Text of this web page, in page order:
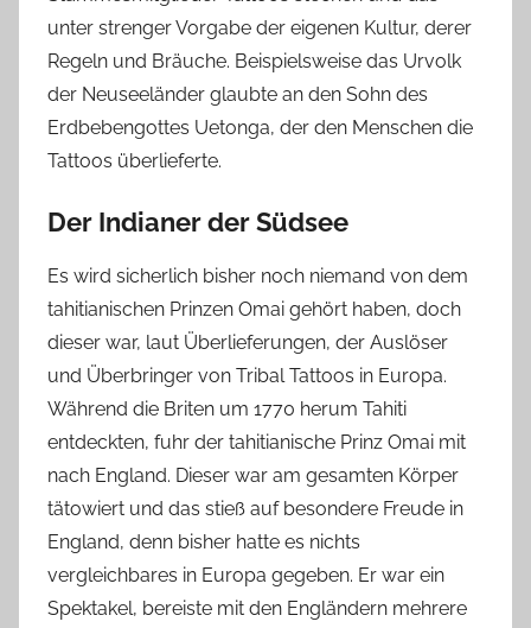
unter strenger Vorgabe der eigenen Kultur, derer
Regeln und Bräuche. Beispielsweise das Urvolk
der Neuseeländer glaubte an den Sohn des
Erdbebengottes Uetonga, der den Menschen die
Tattoos überlieferte.
Der Indianer der Südsee
Es wird sicherlich bisher noch niemand von dem
tahitianischen Prinzen Omai gehört haben, doch
dieser war, laut Überlieferungen, der Auslöser
und Überbringer von Tribal Tattoos in Europa.
Während die Briten um 1770 herum Tahiti
entdeckten, fuhr der tahitianische Prinz Omai mit
nach England. Dieser war am gesamten Körper
tätowiert und das stieß auf besondere Freude in
England, denn bisher hatte es nichts
vergleichbares in Europa gegeben. Er war ein
Spektakel, bereiste mit den Engländern mehrere